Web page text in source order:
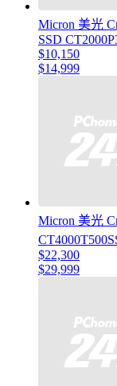
Micron 美光
SSD
$10,150
$14,999
Micron 美光
$22,300
$29,999